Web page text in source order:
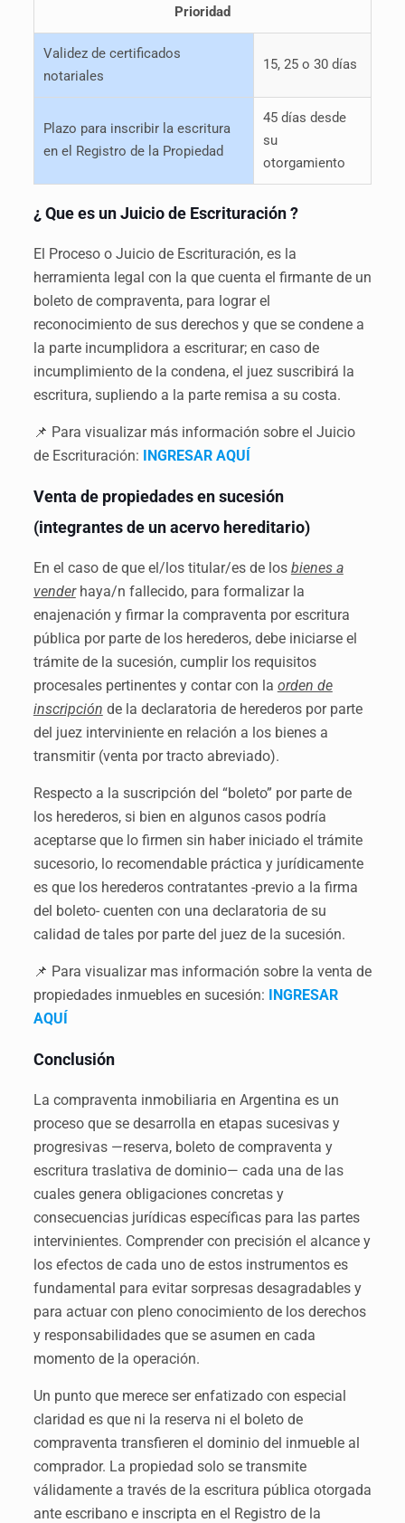
Prioridad
Validez de certificados
notariales
15, 25 o 30 días
Plazo para inscribir la escritura
en el Registro de la Propiedad
45 días desde
su
otorgamiento
¿ Que es un Juicio de Escrituración ?
El Proceso o Juicio de Escrituración, es la
herramienta legal con la que cuenta el firmante de un
boleto de compraventa, para lograr el
reconocimiento de sus derechos y que se condene a
la parte incumplidora a escriturar; en caso de
incumplimiento de la condena, el juez suscribirá la
escritura, supliendo a la parte remisa a su costa.
📌 Para visualizar más información sobre el Juicio
de Escrituración: INGRESAR AQUÍ
Venta de propiedades en sucesión
(integrantes de un acervo hereditario)
En el caso de que el/los titular/es de los bienes a
venderhaya/n fallecido, para formalizar la
enajenación y firmar la compraventa por escritura
pública por parte de los herederos, debe iniciarse el
trámite de la sucesión, cumplir los requisitos
procesales pertinentes y contar con la orden de
inscripción de la declaratoria de herederos por parte
del juez interviniente en relación a los bienes a
transmitir (venta por tracto abreviado).
Respecto a la suscripción del “boleto” por parte de
los herederos, si bien en algunos casos podría
aceptarse que lo firmen sin haber iniciado el trámite
sucesorio, lo recomendable práctica y jurídicamente
es que los herederos contratantes -previo a la firma
del boleto- cuenten con una declaratoria de su
calidad de tales por parte del juez de la sucesión.
📌 Para visualizar mas información sobre la venta de
propiedades inmuebles en sucesión: INGRESAR
AQUÍ
Conclusión
La compraventa inmobiliaria en Argentina es un
proceso que se desarrolla en etapas sucesivas y
progresivas —reserva, boleto de compraventa y
escritura traslativa de dominio— cada una de las
cuales genera obligaciones concretas y
consecuencias jurídicas específicas para las partes
intervinientes. Comprender con precisión el alcance y
los efectos de cada uno de estos instrumentos es
fundamental para evitar sorpresas desagradables y
para actuar con pleno conocimiento de los derechos
y responsabilidades que se asumen en cada
momento de la operación.
Un punto que merece ser enfatizado con especial
claridad es que ni la reserva ni el boleto de
compraventa transfieren el dominio del inmueble al
comprador. La propiedad solo se transmite
válidamente a través de la escritura pública otorgada
ante escribano e inscripta en el Registro de la